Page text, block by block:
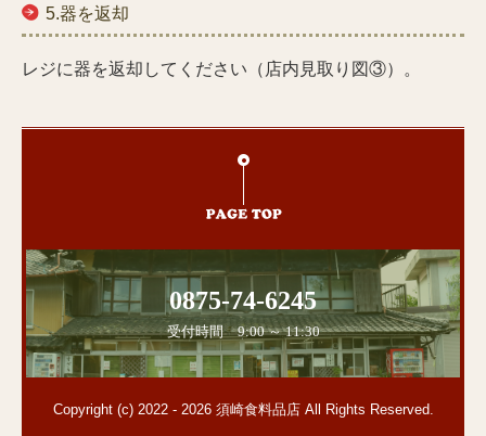
5.器を返却
レジに器を返却して ください（店内見取り図③）。
0875-74-6245
受付時間　9:00 ～ 11:30
Copyright (c) 2022 - 2026 須崎食料品店 All Rights Reserved.